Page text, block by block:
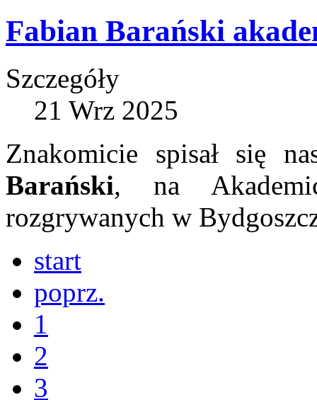
Fabian Barański
Szczegóły
21 Wrz 2025
Znakomicie spisał się
Barański, na
rozgrywanych w
start
poprz.
1
2
3